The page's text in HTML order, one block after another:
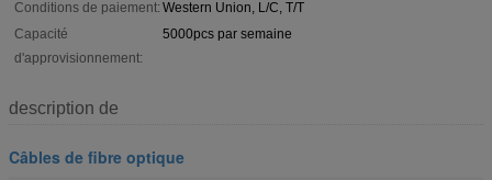
Conditions de paiement: Western Union, L/C, T/T
Capacité
d'approvisionnement:
5000pcs par semaine
description de
Câbles de fibre optique